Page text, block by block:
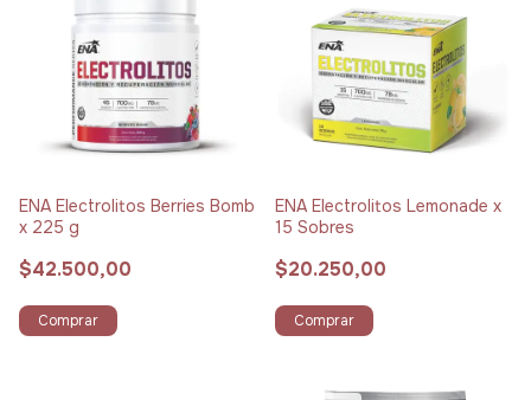
ENA Electrolitos Berries Bomb
x 225 g
$42.500,00
Comprar
ENA Electrolitos Lemonade x
15 Sobres
$20.250,00
Comprar